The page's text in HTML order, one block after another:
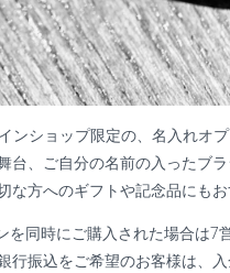
ンショップ限定の、名入れオプ
台、ご自分の名前の入ったブ
な方へのギフトや記念品にもお
を同時にご購入された場合は7
行振込をご希望のお客様は、